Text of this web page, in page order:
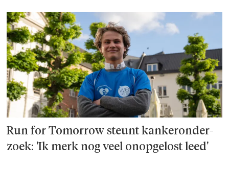
Run for Tomorrow steunt kanker­onder­
zoek: 'Ik merk nog veel onopgelost leed'